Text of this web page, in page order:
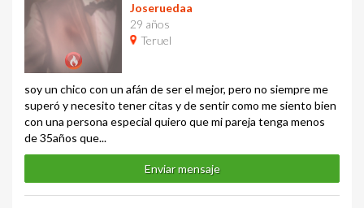
Joseruedaa
29 años
Teruel
soy un chico con un afán de ser el mejor, pero no siempre me
superó y necesito tener citas y de sentir como me siento bien
con una persona especial quiero que mi pareja tenga menos
de 35años que...
Enviar mensaje